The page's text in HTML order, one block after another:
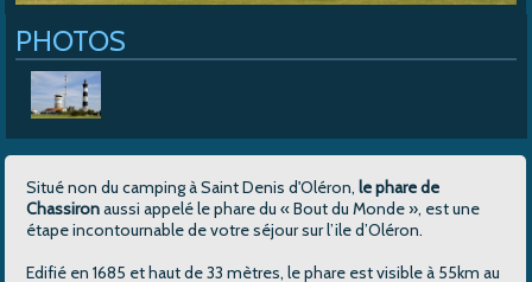
PHOTOS
Situé non du camping à Saint Denis d'Oléron,le phare de
Chassironaussi appelé le phare du « Bout du Monde », est une
étape incontournable de votre séjour sur l’ile d’Oléron.
Edifié en 1685 et haut de 33 mètres, le phare est visible à 55km au